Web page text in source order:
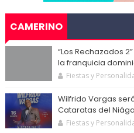
CAMERINO
“Los Rechazados
la franquicia
Fiestas y
Wilfrido Vargas
Cataratas del
Fiestas y